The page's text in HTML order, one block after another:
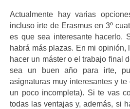
Actualmente hay varias
incluso irte de Erasmus en 3º
es que sea interesante hacerlo.
habrá más plazas. En mi opinión,
hacer un máster o el trabajo final
sea un buen año para irte,
asignaturas muy interesantes y
un poco incompleta). Si te vas
todas las ventajas y, además, si